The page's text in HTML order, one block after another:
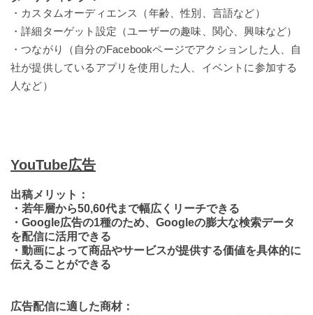
・カスタムオーディエンス（年齢、性別、言語など）
・詳細ターゲット設定（ユーザーの趣味、関心、興味など）
・つながり（自分のFacebookページでアクションした人、自
社が提供しているアプリを使用した人、イベントに参加する
人など）
YouTube広告
出稿メリット：
・若年層から50,60代まで幅広くリーチできる
・Google広告の1種のため、Googleの膨大な検索データ
を配信に活用できる
・動画によって商品やサービスが提供する価値を具体的に
伝えることができる
広告配信に適した商材：